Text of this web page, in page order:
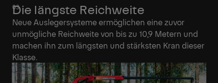
Die längste Reichweite
Neue Auslegersysteme ermöglichen eine zuvor
unmögliche Reichweite von bis zu 10,9 Metern und
machen ihn zum längsten und stärksten Kran dieser
Klasse.